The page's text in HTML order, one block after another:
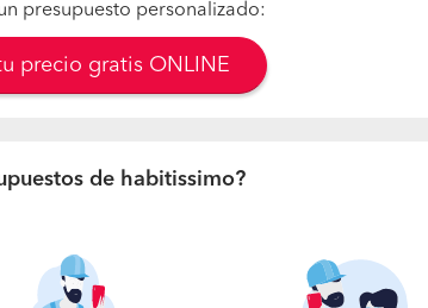
presupuesto personalizado:
precio gratis ONLINE
de habitissimo?